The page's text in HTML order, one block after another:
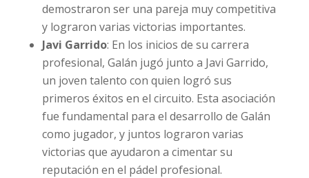
demostraron ser una pareja muy competitiva
y lograron varias victorias importantes.
Javi Garrido: En los inicios de su carrera
profesional, Galán jugó junto a Javi Garrido,
un joven talento con quien logró sus
primeros éxitos en el circuito. Esta asociación
fue fundamental para el desarrollo de Galán
como jugador, y juntos lograron varias
victorias que ayudaron a cimentar su
reputación en el pádel profesional.